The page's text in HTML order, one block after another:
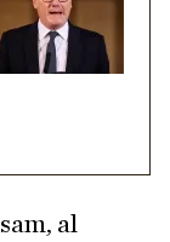
al